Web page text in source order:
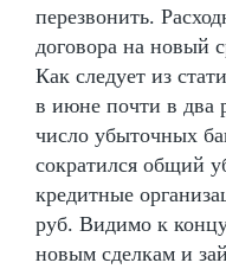
перезвонить.
договора на новый
Как следует из
в июне почти в два
число убыточных
сократился общий
кредитные
руб. Видимо к
новым сделкам и